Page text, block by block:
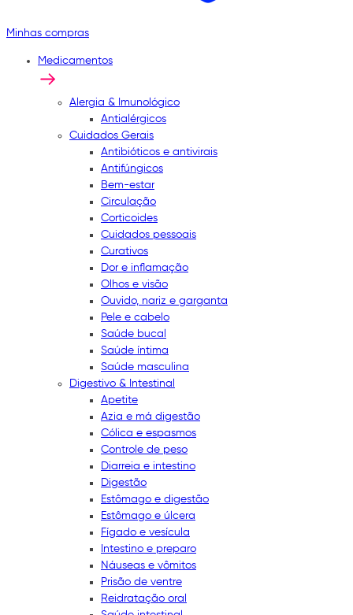
Minhas compras
Medicamentos
Alergia & Imunológico
Antialérgicos
Cuidados Gerais
Antibióticos e antivirais
Antifúngicos
Bem-estar
Circulação
Corticoides
Cuidados pessoais
Curativos
Dor e inflamação
Olhos e visão
Ouvido, nariz e garganta
Pele e cabelo
Saúde bucal
Saúde íntima
Saúde masculina
Digestivo & Intestinal
Apetite
Azia e má digestão
Cólica e espasmos
Controle de peso
Diarreia e intestino
Digestão
Estômago e digestão
Estômago e úlcera
Fígado e vesícula
Intestino e preparo
Náuseas e vômitos
Prisão de ventre
Reidratação oral